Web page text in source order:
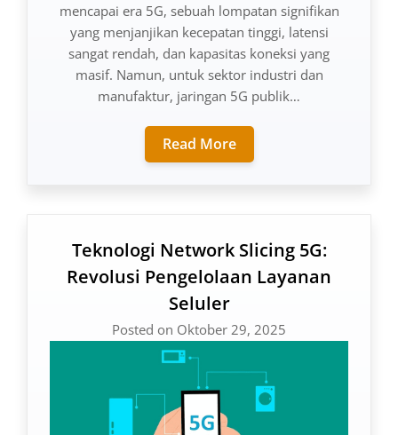
mencapai era 5G, sebuah lompatan signifikan
yang menjanjikan kecepatan tinggi, latensi
sangat rendah, dan kapasitas koneksi yang
masif. Namun, untuk sektor industri dan
manufaktur, jaringan 5G publik…
Read More
Teknologi Network Slicing 5G:
Revolusi Pengelolaan Layanan
Seluler
Posted on Oktober 29, 2025